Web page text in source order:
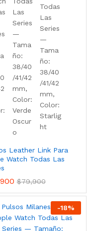
Leather Link Para
Watch Todas Las
$79,900
-18%